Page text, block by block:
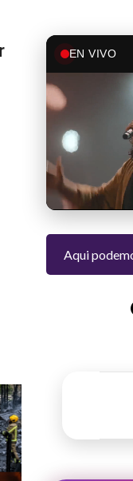
EN VIVO
Aqui